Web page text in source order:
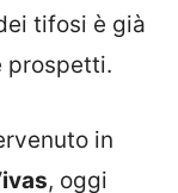
tifosi è già
prospetti.
in
, oggi